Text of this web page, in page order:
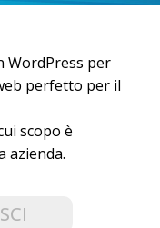
WordPress per
perfetto per il
scopo è
azienda.